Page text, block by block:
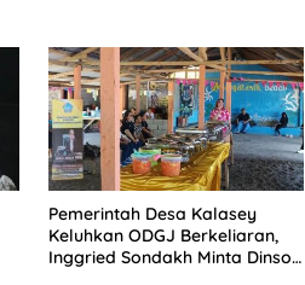
Pemerintah Desa Kalasey
Keluhkan ODGJ Berkeliaran,
Inggried Sondakh Minta Dinsos